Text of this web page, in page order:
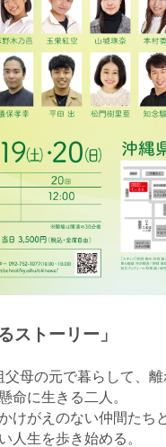
ストーリー」
母の元で暮らして、離
命に生きる二人。
けがえのない仲間たち
人生を歩き始める。